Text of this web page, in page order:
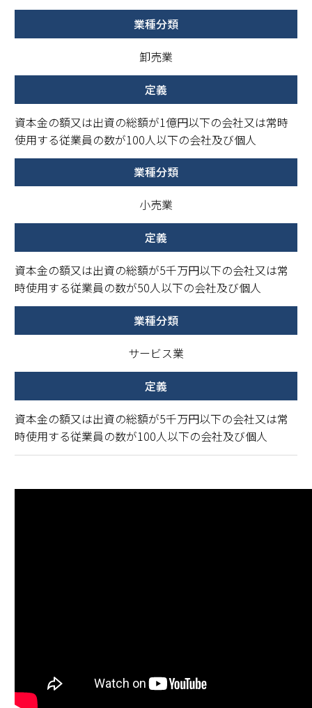
卸売業
資本金の額又は出資の総額が1億円以下の会社又は常時
使用する従業員の数が100人以下の会社及び個人
小売業
資本金の額又は出資の総額が5千万円以下の会社又は常
時使用する従業員の数が50人以下の会社及び個人
サービス業
資本金の額又は出資の総額が5千万円以下の会社又は常
時使用する従業員の数が100人以下の会社及び個人